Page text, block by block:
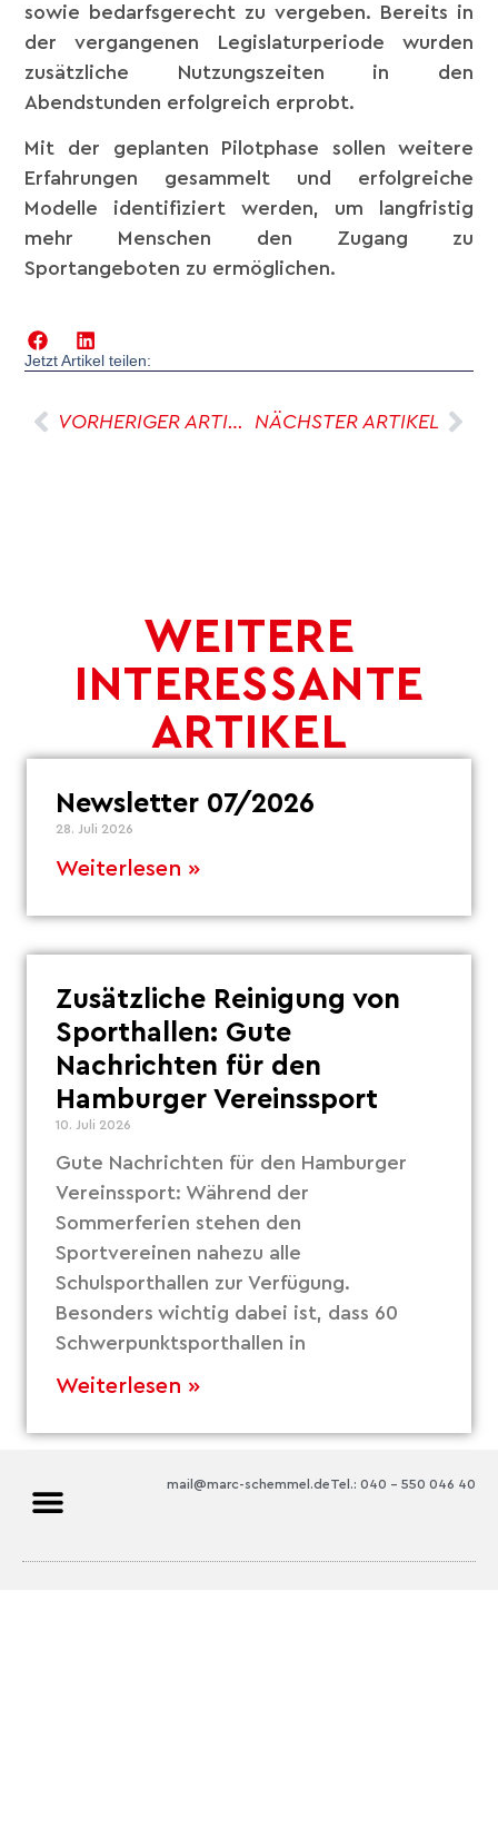
sowie bedarfsgerecht zu vergeben. Bereits in
der vergangenen Legislaturperiode wurden
zusätzliche Nutzungszeiten in den
Abendstunden erfolgreich erprobt.
Mit der geplanten Pilotphase sollen weitere
Erfahrungen gesammelt und erfolgreiche
Modelle identifiziert werden, um langfristig
mehr Menschen den Zugang zu
Sportangeboten zu ermöglichen.
Jetzt Artikel teilen:
VORHERIGER ARTIKEL NÄCHSTER ARTIKEL
WEITERE
INTERESSANTE
ARTIKEL
Newsletter 07/2026
28. Juli 2026
Weiterlesen »
Zusätzliche Reinigung von
Sporthallen: Gute
Nachrichten für den
Hamburger Vereinssport
10. Juli 2026
Gute Nachrichten für den Hamburger
Vereinssport: Während der
Sommerferien stehen den
Sportvereinen nahezu alle
Schulsporthallen zur Verfügung.
Besonders wichtig dabei ist, dass 60
Schwerpunktsporthallen in
Weiterlesen »
Tel.: 040 – 550 046 40
mail@marc-schemmel.de